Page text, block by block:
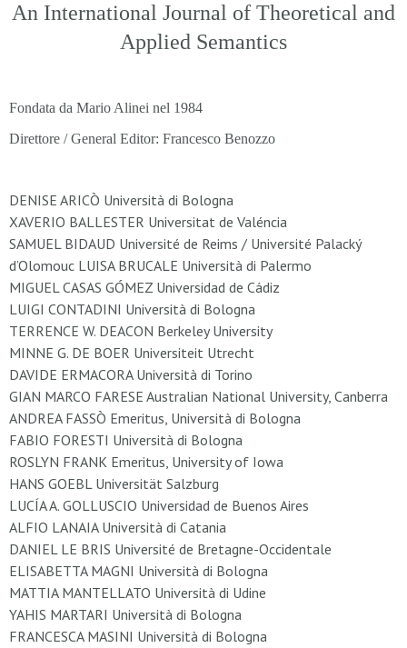
An International Journal of Theoretical and
Applied Semantics
Fondata da Mario Alinei nel 1984
Direttore / General Editor: Francesco Benozzo
DENISE ARICÒ Università di Bologna
XAVERIO BALLESTER Universitat de Valéncia
SAMUEL BIDAUD Université de Reims / Université Palacký
d’Olomouc LUISA BRUCALE Università di Palermo
MIGUEL CASAS GÓMEZ Universidad de Cádiz
LUIGI CONTADINI Università di Bologna
TERRENCE W. DEACON Berkeley University
MINNE G. DE BOER Universiteit Utrecht
DAVIDE ERMACORA Università di Torino
GIAN MARCO FARESE Australian National University, Canberra
ANDREA FASSÒ Emeritus, Università di Bologna
FABIO FORESTI Università di Bologna
ROSLYN FRANK Emeritus, University of Iowa
HANS GOEBL Universität Salzburg
LUCÍA A. GOLLUSCIO Universidad de Buenos Aires
ALFIO LANAIA Università di Catania
DANIEL LE BRIS Université de Bretagne-Occidentale
ELISABETTA MAGNI Università di Bologna
MATTIA MANTELLATO Università di Udine
YAHIS MARTARI Università di Bologna
FRANCESCA MASINI Università di Bologna